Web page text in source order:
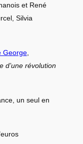
et René
Silvia
George,
d’une révolution
un seul en